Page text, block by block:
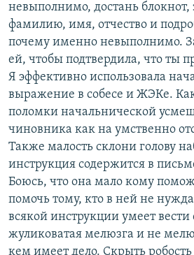
невыполнимо, достань
фамилию, имя, отчество и
почему именно невыполнимо.
ей, чтобы подтвердила, что ты
Я эффективно использовала
выражение в собесе и ЖЭКе.
поломки начальнической
чиновника как на умственно
Также малость склони голову
инструкция содержится в
Боюсь, что она мало кому
помочь тому, кто в ней не
всякой инструкции умеет вести
жуликоватая мелюзга и не
кем имеет дело. Скрыть